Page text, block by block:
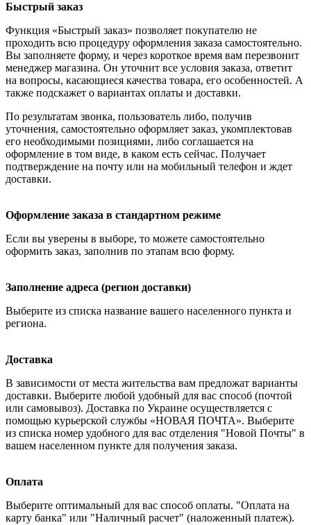
Быстрый заказ
Функция «Быстрый заказ» позволяет покупателю не
проходить всю процедуру оформления заказа самостоятельно.
Вы заполняете форму, и через короткое время вам перезвонит
менеджер магазина. Он уточнит все условия заказа, ответит
на вопросы, касающиеся качества товара, его особенностей. А
также подскажет о вариантах оплаты и доставки.
По результатам звонка, пользователь либо, получив
уточнения, самостоятельно оформляет заказ, укомплектовав
его необходимыми позициями, либо соглашается на
оформление в том виде, в каком есть сейчас. Получает
подтверждение на почту или на мобильный телефон и ждет
доставки.
Оформление заказа в стандартном режиме
Если вы уверены в выборе, то можете самостоятельно
оформить заказ, заполнив по этапам всю форму.
Заполнение адреса (регион доставки)
Выберите из списка название вашего населенного пункта и
региона.
Доставка
В зависимости от места жительства вам предложат варианты
доставки. Выберите любой удобный для вас способ (почтой
или самовывоз). Доставка по Украине осуществляется с
помощью курьерской службы «НОВАЯ ПОЧТА». Выберите
из списка номер удобного для вас отделения "Новой Почты" в
вашем населенном пункте для получения заказа.
Оплата
Выберите оптимальный для вас способ оплаты. "Оплата на
карту банка" или "Наличный расчет" (наложенный платеж).